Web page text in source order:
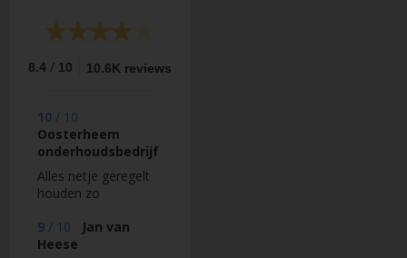
8.4 / 10 10.6K reviews
10 / 10
Oosterheem
onderhoudsbedrijf
Alles netje geregelt
houden zo
9 / 10
Jan van
Heese